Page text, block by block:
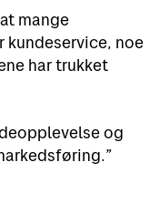
mange
noe
har trukket
og